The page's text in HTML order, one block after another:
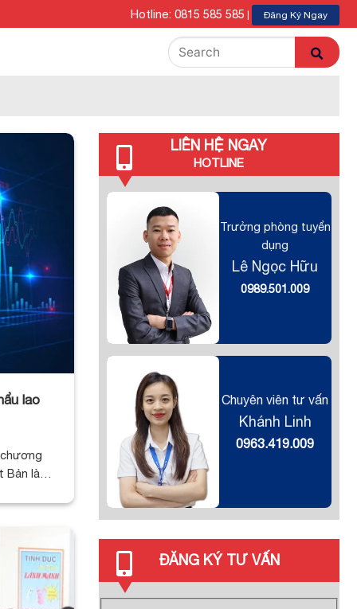
Hotline: 0815 585 585 Đăng Ký Ngay
lao
chương
Bản là
LIÊN HỆ NGAY
HOTLINE
Trưởng phòng tuyển
dụng
Lê Ngọc Hữu
0989.501.009
Chuyên viên tư vấn
Khánh Linh
0963.419.009
ĐĂNG KÝ TƯ VẤN